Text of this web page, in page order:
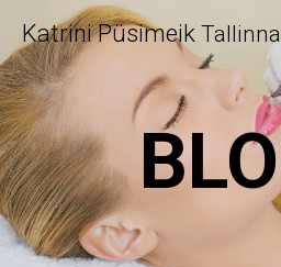
Katrini Püsimeik